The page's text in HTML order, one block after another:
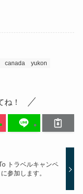
canada
yukon
ね！
トラベルキャンペ
参加します。